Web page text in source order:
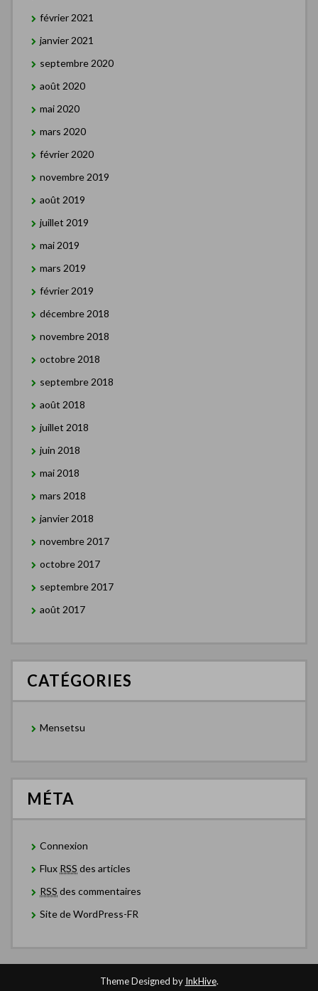
février 2021
janvier 2021
septembre 2020
août 2020
mai 2020
mars 2020
février 2020
novembre 2019
août 2019
juillet 2019
mai 2019
mars 2019
février 2019
décembre 2018
novembre 2018
octobre 2018
septembre 2018
août 2018
juillet 2018
juin 2018
mai 2018
mars 2018
janvier 2018
novembre 2017
octobre 2017
septembre 2017
août 2017
CATÉGORIES
Mensetsu
MÉTA
Connexion
Flux RSS des articles
RSS des commentaires
Site de WordPress-FR
Theme Designed by InkHive.